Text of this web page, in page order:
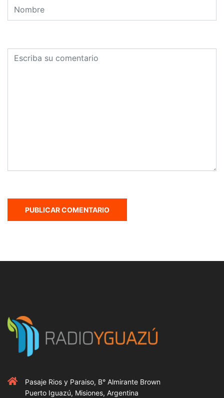
Pasaje Rios y Paraiso, B° Almirante Brown
Puerto Iguazú, Misiones, Argentina